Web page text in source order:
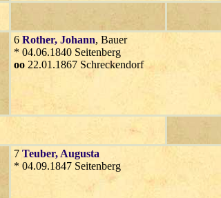
6 Rother, Johann, Bauer
* 04.06.1840 Seitenberg
oo 22.01.1867 Schreckendorf
7 Teuber, Augusta
* 04.09.1847 Seitenberg